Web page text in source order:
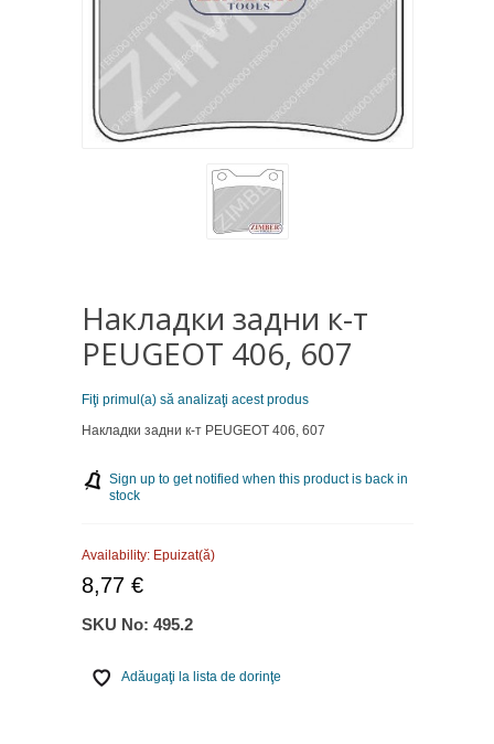
Накладки задни к-т
PEUGEOT 406, 607
Fiţi primul(a) să analizaţi acest produs
Накладки задни к-т PEUGEOT 406, 607
Sign up to get notified when this product is back in
stock
Availability: Epuizat(ă)
8,77 €
SKU No: 495.2
Adăugaţi la lista de dorinţe